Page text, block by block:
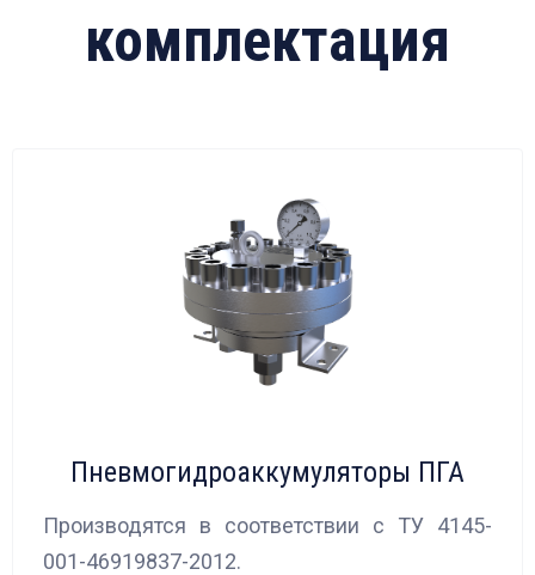
комплектация
Пневмогидроаккумуляторы ПГА
Производятся в соответствии с ТУ 4145-
001-46919837-2012.